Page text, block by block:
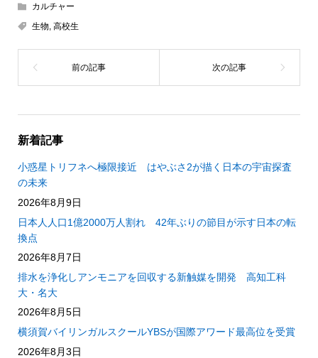
カルチャー
生物, 高校生
新着記事
小惑星トリフネへ極限接近 はやぶさ2が描く日本の宇宙探査
の未来
2026年8月9日
日本人人口1億2000万人割れ 42年ぶりの節目が示す日本の転
換点
2026年8月7日
排水を浄化しアンモニアを回収する新触媒を開発 高知工科
大・名大
2026年8月5日
横須賀バイリンガルスクールYBSが国際アワード最高位を受賞
2026年8月3日